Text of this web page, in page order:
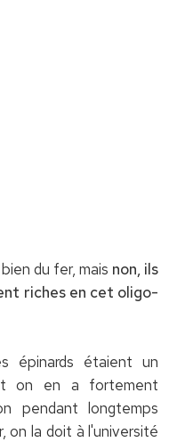
du fer, mais non, ils
riches en cet oligo-
épinards étaient un
on en a fortement
pendant longtemps
on la doit à l'université